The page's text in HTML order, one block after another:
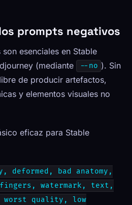
prompts negativos
esenciales en Stable
(mediante
--no ). Sin
de producir artefactos,
y elementos visuales no
eficaz para Stable
bad anatomy,
watermark, text,
worst quality, low